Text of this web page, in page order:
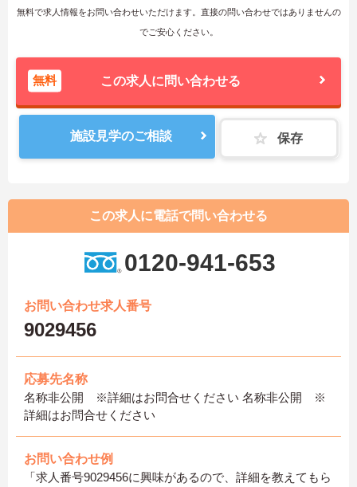
無料で求人情報をお問い合わせいただけます。直接の問い合わせではありませんの
でご安心ください。
無料 この求人に問い合わせる
施設見学のご相談 保存
この求人に電話で問い合わせる
0120-941-653
お問い合わせ求人番号
9029456
応募先名称
名称非公開 ※詳細はお問合せください 名称非公開 ※
詳細はお問合せください
お問い合わせ例
「求人番号9029456に興味があるので、詳細を教えてもら